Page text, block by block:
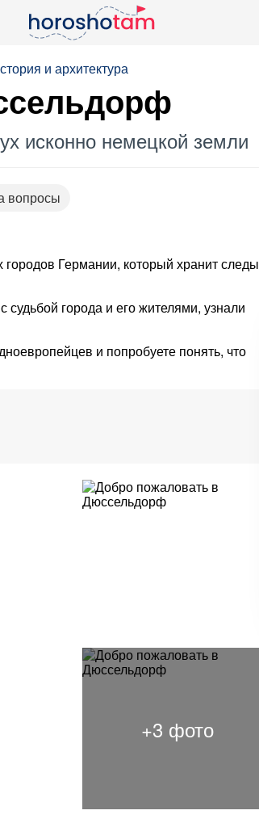
и архитектура
исконно немецкой земли
вопросы
Германии, который хранит следы
города и его жителями, узнали
и попробуете понять, что